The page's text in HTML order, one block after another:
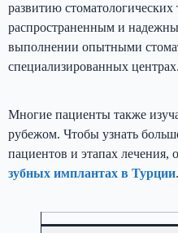
развитию стоматологических
распространенным и
выполнении опытными
специализированных центрах.
Многие пациенты также
рубежом. Чтобы узнать
пациентов и этапах лечения,
зубных имплантах в Турции.